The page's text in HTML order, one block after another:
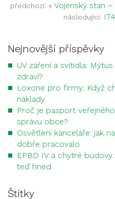
předchozí: « Vojenský stan –
následující:
Nejnovější příspěvky
UV záření a svítidla:
zdraví?
Loxone pro firmy: Když
náklady
Proč je pasport
správu obce?
Osvětlení kanceláře: jak
dobře pracovalo
EPBD IV a chytré
teď hned
Štítky